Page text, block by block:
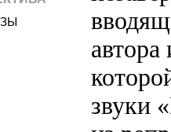
звуки